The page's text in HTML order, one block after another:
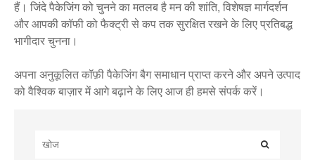
हैं। जिंदे पैकेजिंग को चुनने का मतलब है मन की शांति, विशेषज्ञ मार्गदर्शन
और आपकी कॉफी को फैक्ट्री से कप तक सुरक्षित रखने के लिए प्रतिबद्ध
भागीदार चुनना।
अपना अनुकूलित कॉफ़ी पैकेजिंग बैग समाधान प्राप्त करने और अपने उत्पाद
को वैश्विक बाज़ार में आगे बढ़ाने के लिए आज ही हमसे संपर्क करें।